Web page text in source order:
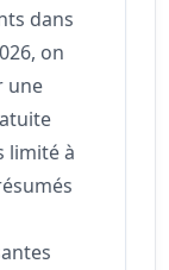
dans
on
une
limité à